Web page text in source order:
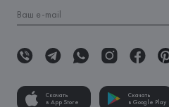
Скачать
в App Store
Скачать
в Google Play